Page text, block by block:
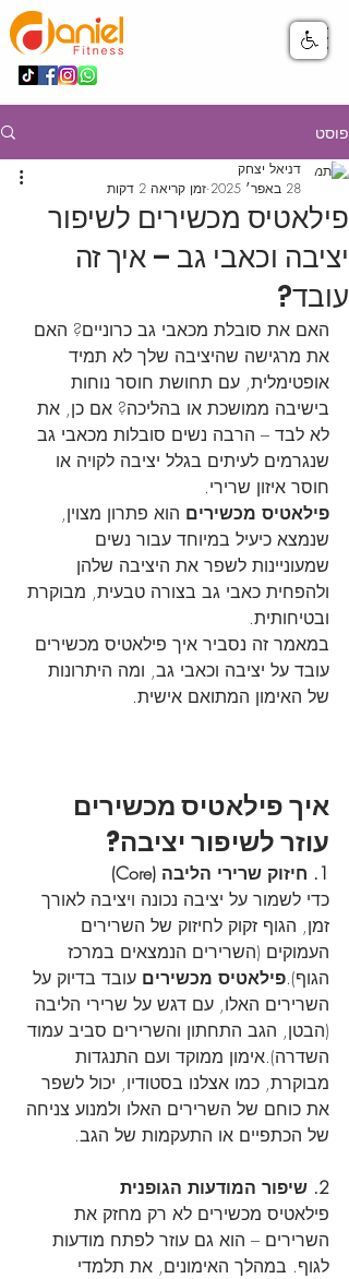
פוסט
פילאטיס מכשירים לשיפור
יציבה וכאבי גב – איך זה
עובד?
דניאל יצחק
28 באפר׳ 2025
זמן קריאה 2 דקות
האם את סובלת מכאבי גב כרוניים? האם
את מרגישה שהיציבה שלך לא תמיד
אופטימלית, עם תחושת חוסר נוחות
בישיבה ממושכת או בהליכה? אם כן, את
לא לבד – הרבה נשים סובלות מכאבי גב
שנגרמים לעיתים בגלל יציבה לקויה או
חוסר איזון שרירי.
פילאטיס מכשירים הוא פתרון מצוין,
שנמצא כיעיל במיוחד עבור נשים
שמעוניינות לשפר את היציבה שלהן
ולהפחית כאבי גב בצורה טבעית, מבוקרת
ובטיחותית.
במאמר זה נסביר איך פילאטיס מכשירים
עובד על יציבה וכאבי גב, ומה היתרונות
של האימון המתואם אישית.
איך פילאטיס מכשירים
עוזר לשיפור יציבה?
1. חיזוק שרירי הליבה (Core)
כדי לשמור על יציבה נכונה ויציבה לאורך
זמן, הגוף זקוק לחיזוק של השרירים
העמוקים (השרירים הנמצאים במרכז
הגוף).פילאטיס מכשירים עובד בדיוק על
השרירים האלו, עם דגש על שרירי הליבה
(הבטן, הגב התחתון והשרירים סביב עמוד
השדרה).אימון ממוקד ועם התנגדות
מבוקרת, כמו אצלנו בסטודיו, יכול לשפר
את כוחם של השרירים האלו ולמנוע צניחה
של הכתפיים או התעקמות של הגב.
2. שיפור המודעות הגופנית
פילאטיס מכשירים לא רק מחזק את
השרירים – הוא גם עוזר לפתח מודעות
לגוף. במהלך האימונים, את תלמדי